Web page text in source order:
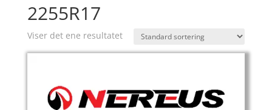
2255R17
Viser det ene resultatet